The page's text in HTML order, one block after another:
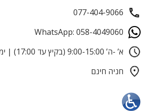
077-404-9066
WhatsApp: 058-4049060
א’ -ה’ 9:00-15:00 (בקיץ עד 17:00) | ימי ו’ : 9:00-13:00
חניה חינם